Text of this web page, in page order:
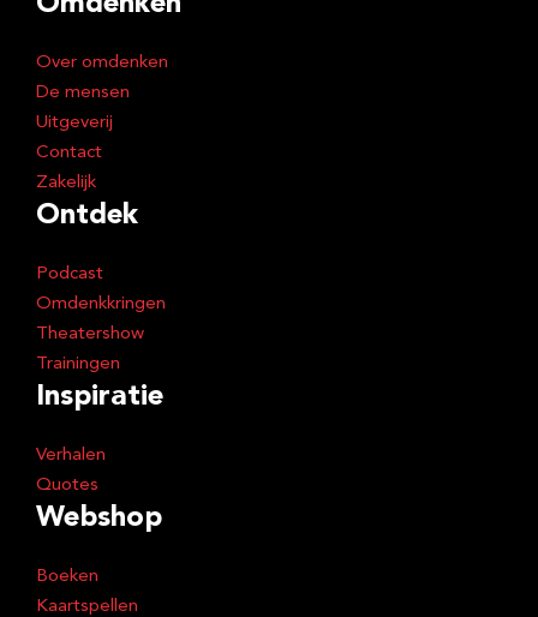
Over omdenken
De mensen
Uitgeverij
Contact
Zakelijk
Ontdek
Podcast
Omdenkkringen
Theatershow
Trainingen
Inspiratie
Verhalen
Quotes
Webshop
Boeken
Kaartspellen